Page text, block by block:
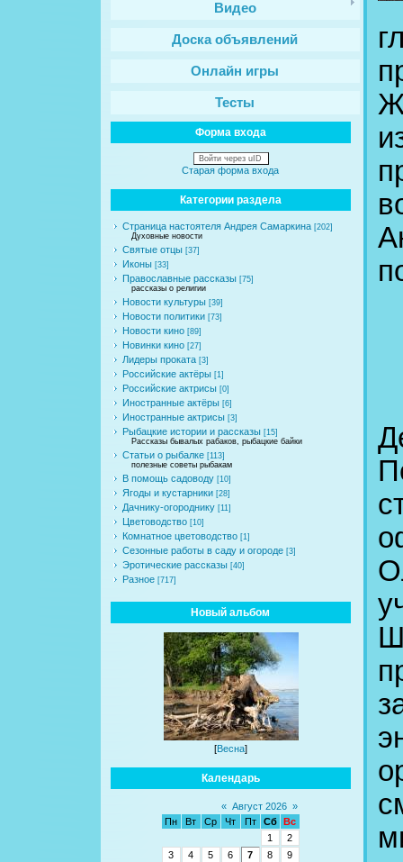
Видео
Доска объявлений
Онлайн игры
Тесты
Форма входа
Войти через uID
Старая форма входа
Категории раздела
Страница настоятеля Андрея Самаркина [202]
Духовные новости
Святые отцы [37]
Иконы [33]
Православные рассказы [75]
рассказы о религии
Новости культуры [39]
Новости политики [73]
Новости кино [89]
Новинки кино [27]
Лидеры проката [3]
Российские актёры [1]
Российские актрисы [0]
Иностранные актёры [6]
Иностранные актрисы [3]
Рыбацкие истории и рассказы [15]
Рассказы бывалых рабаков, рыбацкие байки
Статьи о рыбалке [113]
полезные советы рыбакам
В помощь садоводу [10]
Ягоды и кустарники [28]
Дачнику-огороднику [11]
Цветоводство [10]
Комнатное цветоводство [1]
Сезонные работы в саду и огороде [3]
Эротические рассказы [40]
Разное [717]
Новый альбом
[Весна]
Календарь
« Август 2026 »
Пн
Вт Ср Чт Пт Сб
Вс
1
2
3
4 5 6 7 8
9